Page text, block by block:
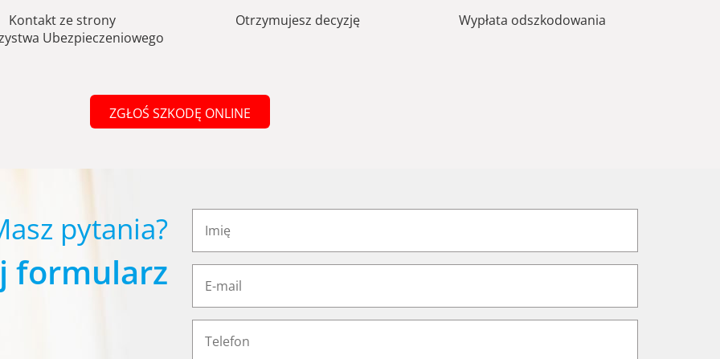
Kontakt ze strony
Ubezpieczeniowego
Otrzymujesz decyzję Wypłata odszkodowania
ZGŁOŚ SZKODĘ ONLINE
pytania?
formularz